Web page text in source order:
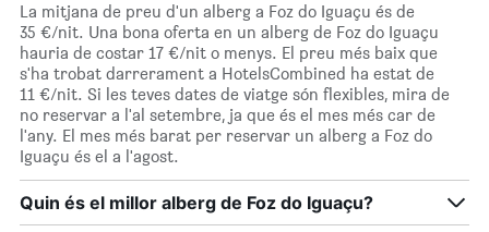
La mitjana de preu d'un alberg a Foz do Iguaçu és de
35 €/nit. Una bona oferta en un alberg de Foz do Iguaçu
hauria de costar 17 €/nit o menys. El preu més baix que
s'ha trobat darrerament a HotelsCombined ha estat de
11 €/nit. Si les teves dates de viatge són flexibles, mira de
no reservar a l'al setembre, ja que és el mes més car de
l'any. El mes més barat per reservar un alberg a Foz do
Iguaçu és el a l'agost.
Quin és el millor alberg de Foz do Iguaçu?